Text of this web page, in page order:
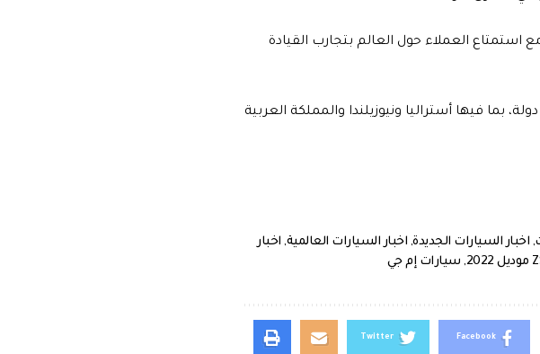
استمتاع العملاء حول العالم بتجارب القيادة
وتُعتبَر العلامة التجارية حالياً بين أول 10 علامات تجارية في 18 دولة، بما فيها أستراليا ونيوزيلندا والمملكة العربية
, اخبار السيارات الجديدة, اخبار السيارات العالمية, اخبار
, سيارات إم جي
Facebook
Twitter